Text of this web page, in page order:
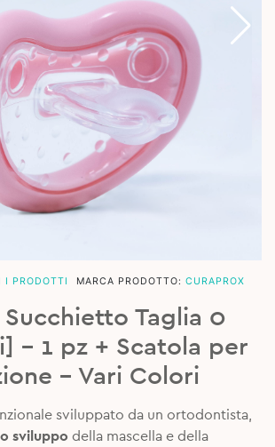
I PRODOTTI MARCA PRODOTTO: CURAPROX
Taglia 0
– 1 pz + Scatola per
– Vari Colori
sviluppato da un ortodontista,
sviluppo della mascella e della